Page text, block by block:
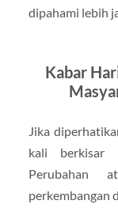
dipahami lebih
Kabar
Jika
kali berkisar
Perubahan
perkembangan